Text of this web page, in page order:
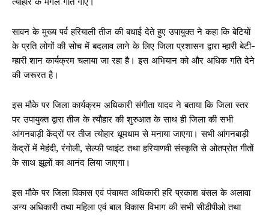
सावन के मुख्य पर्व हरियाली तीज की बधाई देते हुए उपायुक्त ने कहा कि बेटियों
के प्रति लोगों की सोच में बदलाव लाने के लिए जिला प्रशासन द्वारा म्हारी बेटी-
म्हारी शान कार्यक्रम चलाया जा रहा है। इस अभियान को और अधिक गति देने
की जरूरत है।
इस मौके पर जिला कार्यक्रम अधिकारी संगीता यादव ने बताया कि जिला स्तर
पर उपायुक्त द्वारा तीज के त्यौहार की शुरुआत के साथ ही जिला की सभी
आंगनबाड़ी केंद्रों पर तीज त्योहार धूमधाम से मनाया जाएगा। सभी आंगनबाड़ी
केंद्रों में मेहंदी, रंगोली, सेल्फी प्वाइंट तथा हरियाणवी संस्कृति से ओतप्रोत गीतों
के साथ झूलों का आनंद लिया जाएगा।
इस मौके पर जिला विकास एवं पंचायत अधिकारी हरि प्रकाश बंसल के अलावा
अन्य अधिकारी तथा महिला एवं बाल विकास विभाग की सभी सीडीपीओ तथा